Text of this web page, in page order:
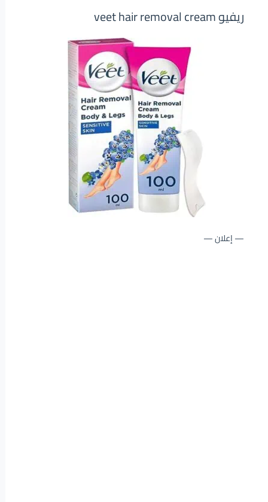
ريفيو veet hair removal cream
— إعلان —